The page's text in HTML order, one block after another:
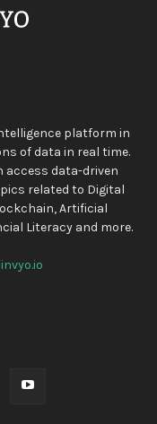
platform in
of data in real time.
access data-driven
related to Digital
Artificial
Literacy and more.